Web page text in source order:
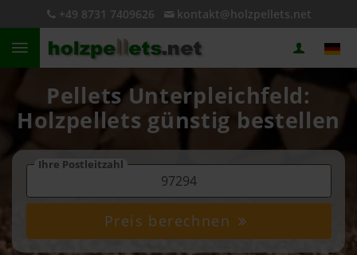
+49 8731 7409626 kontakt@holzpellets.net
Pellets Unterpleichfeld:
Holzpellets günstig bestellen
Ihre Postleitzahl
Preis berechnen